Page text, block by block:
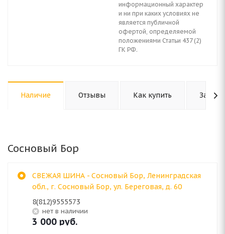
информационный характер
и ни при каких условиях не
является публичной
офертой, определяемой
положениями Статьи 437 (2)
ГК РФ.
Наличие Отзывы Как купить
Сосновый Бор
СВЕЖАЯ ШИНА - Сосновый Бор, Ленинградская
обл., г. Сосновый Бор, ул. Береговая, д. 60
8(812)9555573
Нет в наличии
3 000 руб.